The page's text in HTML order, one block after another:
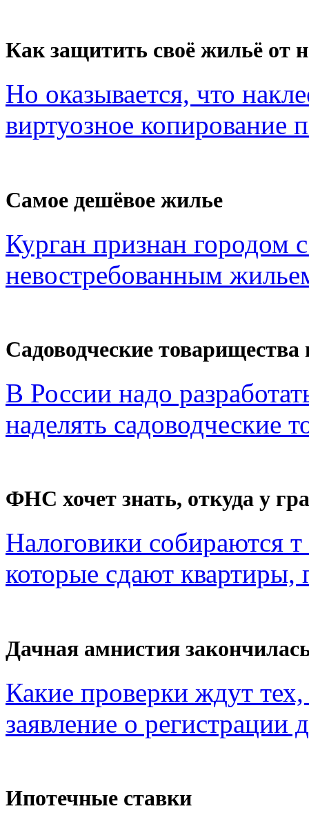
Как защитить своё жильё от
Но оказывается, что
виртуозное копирование
Самое дешёвое жилье
Курган признан
невостребованным
Садоводческие
В России надо
наделять садоводческие
ФНС хочет знать, откуда у
Налоговики собираются
которые сдают квартиры,
Дачная амнистия
Какие проверки ждут
заявление о регистрации
Ипотечные ставки